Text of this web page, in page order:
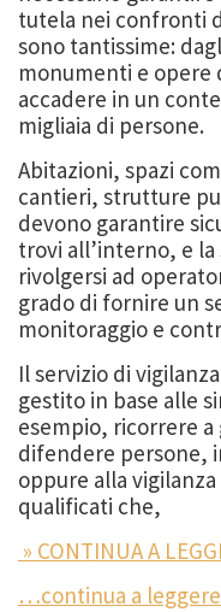
tutela nei confronti
sono tantissime:
monumenti e opere
accadere in un
migliaia di persone.
Abitazioni, spazi
cantieri, strutture
devono garantire
trovi all’interno, e
rivolgersi ad
grado di fornire un
monitoraggio e
Il servizio di
gestito in base alle
esempio, ricorrere
difendere persone,
oppure alla
qualificati che,
» CONTINUA A
…continua a